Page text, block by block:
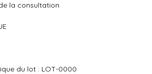
la consultation
du lot : LOT-0000